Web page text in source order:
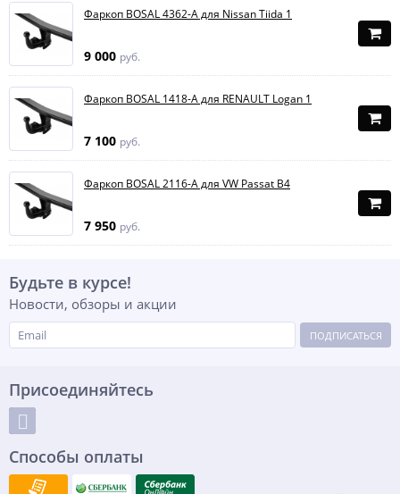
Фаркоп BOSAL 4362-A для Nissan Tiida 1
9 000 руб.
Фаркоп BOSAL 1418-A для RENAULT Logan 1
7 100 руб.
Фаркоп BOSAL 2116-A для VW Passat B4
7 950 руб.
Будьте в курсе!
Новости, обзоры и акции
ПОДПИСАТЬСЯ
Присоединяйтесь
Способы оплаты